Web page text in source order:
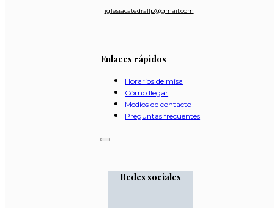
iglesiacatedrallp@gmail.com
Enlaces rápidos
Horarios de misa
Cómo llegar
Medios de contacto
Preguntas frecuentes
Redes sociales